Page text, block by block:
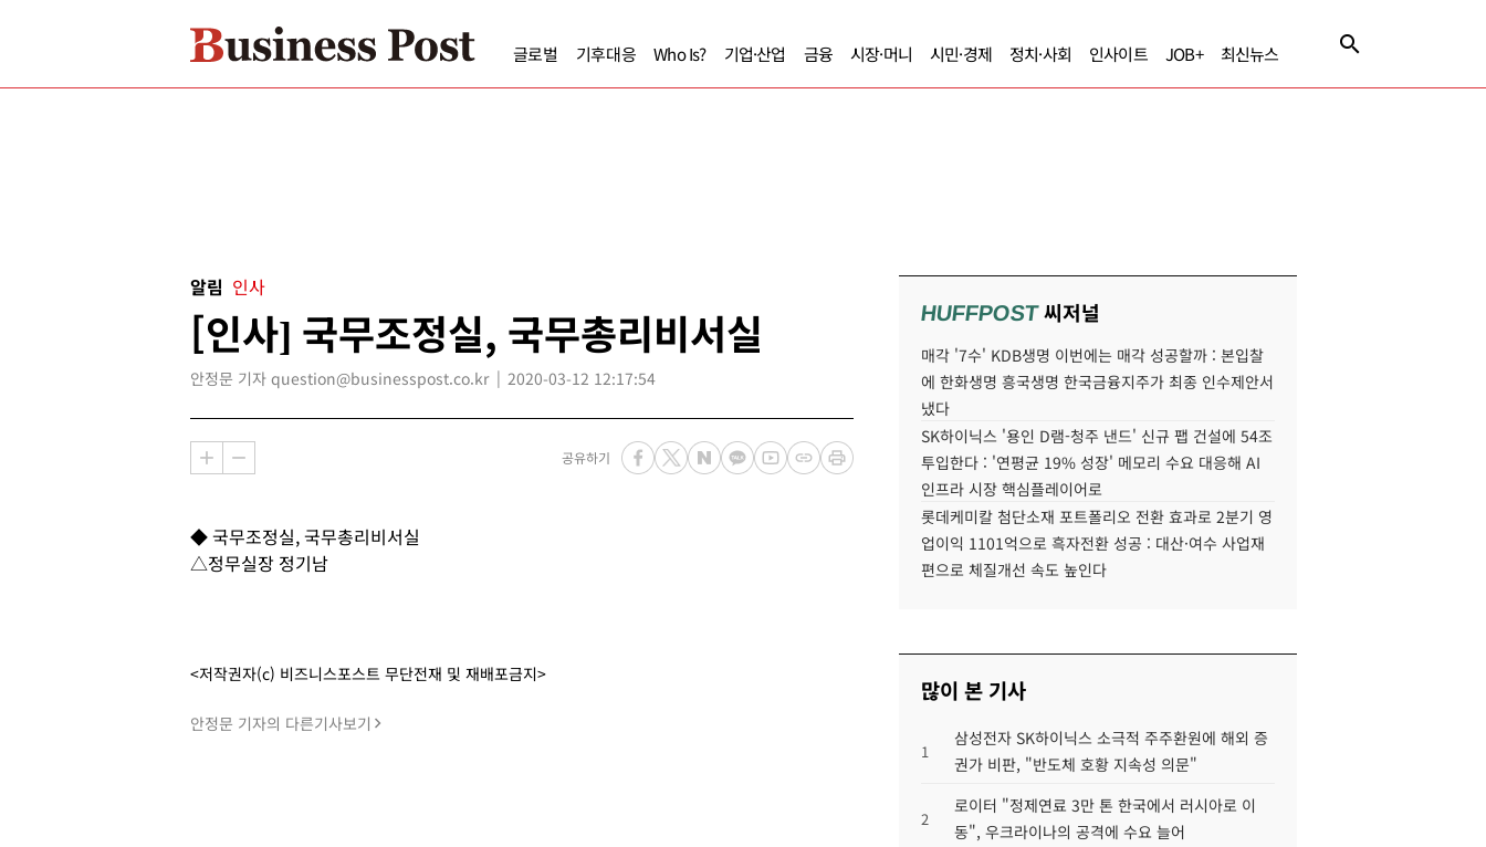
글로벌 기후대응 Who Is? 기업·산업 금융 시장·머니 시민·경제 정치·사회 인사이트 JOB+ 최신뉴스
알림 인사
[인사] 국무조정실, 국무총리비서실
안정문 기자 question@businesspost.co.kr 2020-03-12 12:17:54
공유하기
◆ 국무조정실, 국무총리비서실
△정무실장 정기남
<저작권자(c) 비즈니스포스트 무단전재 및 재배포금지>
안정문 기자의 다른기사보기
HUFFPOST씨저널
매각 '7수' KDB생명 이번에는 매각 성공할까 : 본입찰
에 한화생명 흥국생명 한국금융지주가 최종 인수제안서
냈다
SK하이닉스 '용인 D램-청주 낸드' 신규 팹 건설에 54조
투입한다 : '연평균 19% 성장' 메모리 수요 대응해 AI
인프라 시장 핵심플레이어로
롯데케미칼 첨단소재 포트폴리오 전환 효과로 2분기 영
업이익 1101억으로 흑자전환 성공 : 대산·여수 사업재
편으로 체질개선 속도 높인다
많이 본 기사
1
삼성전자 SK하이닉스 소극적 주주환원에 해외 증
권가 비판, "반도체 호황 지속성 의문"
2
로이터 "정제연료 3만 톤 한국에서 러시아로 이
동", 우크라이나의 공격에 수요 늘어